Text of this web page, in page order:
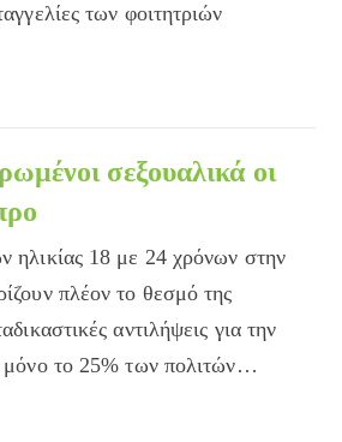
των φοιτητριών
παρενόχληση
στο
Κρήτης
σεξουαλικά οι
ηλικίας 18 με 24 χρόνων στην
πλέον το θεσμό της
αντιλήψεις για την
μόνο το 25% των πολιτών…